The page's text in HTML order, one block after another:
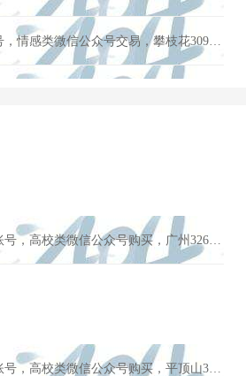
2018年注册订阅公众号，情感类微信公众号交易，攀枝花30987粉丝，女粉多，价格可小刀
2014年注册订阅公众账号，高校类微信公众号购买，广州32674粉丝，男粉多，账号手慢无
2016年注册订阅公众账号，高校类微信公众号购买，平顶山31938粉丝，男粉多，账号限时优惠价格